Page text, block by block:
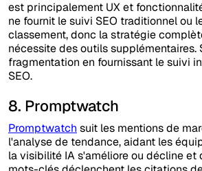
est principalement UX et
ne fournit le suivi SEO traditionnel ou
classement, donc la stratégie
nécessite des outils supplémentaires.
fragmentation en fournissant le suivi
SEO.
8. Promptwatch
Promptwatch suit les mentions de
l'analyse de tendance, aidant les
la visibilité IA s'améliore ou décline et